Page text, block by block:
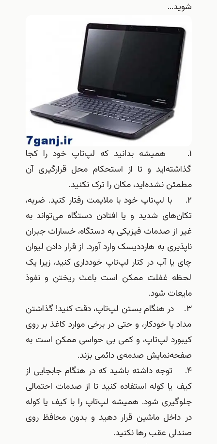
شويد…
۱. همیشه بدانید که لپ‌تاپ خود را کجا
گذاشته‌اید و تا از استحکام محل قرارگیری آن
مطمئن نشده‌اید، مکان را ترک نکنید.
۲. با لپ‌تاپ خود با ملایمت رفتار کنید. ضربه،
تکان‌های شدید و یا افتادن دستگاه می‌تواند به
غیر از صدمات فیزیکی به دستگاه، خسارات جبران
ناپذیری به هارددیسک وارد آورد. از قرار دادن لیوان
چای یا آب در کنار لپ‌تاپ خودداری کنید، زیرا یک
لحظه غفلت ممکن است باعث ریختن و نفوذ
مایعات شود.
۳. در هنگام بستن لپ‌تاپ، دقت کنید! گذاشتن
مداد یا خودکار، و حتی در برخی موارد کاغذ بر روی
کیبورد لپ‌تاپ، و کمی بی حواسی ممکن است به
صفحه‌نمایش صدمه‌ی دائمی بزند.
۴. توجه داشته باشید که در هنگام جابجایی از
کیف یا کوله استفاده کنید تا از صدمات احتمالی
جلوگیری شود. همیشه لپ‌تاپ را با کیف یا کوله
در داخل ماشین قرار دهید و بدون محافظ روی
صندلی عقب رها نکنید.